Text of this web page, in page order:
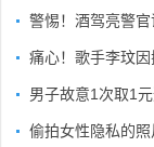
警惕！酒驾亮警官
痛心！歌手李玟因
男子故意1次取1
偷拍女性隐私的照